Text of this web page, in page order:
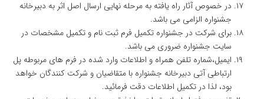
در خصوص آثار راه یافته به مرحله نهایی ارسال اصل اثر به دبیرخانه
جشنواره الزامی می باشد.
برای شرکت در جشنواره تکمیل فرم ثبت نام و تکمیل مشخصات در
سایت جشنواره ضروری می باشد.
ایمیل،شماره تلفن همراه و اطلاعات وارد شده در فرم های مربوطه پل
ارتباطی آتی دبیرخانه جشنواره با متقاضیان و شرکت کنندگان خواهد
بود، لذا در تکمیل اطلاعات دقت فرمائید.